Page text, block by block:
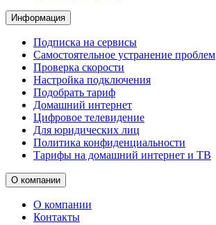
Информация
Подписка на сервисы
Самостоятельное устранение проблем
Проверка скорости
Настройка подключения
Подобрать тариф
Домашний интернет
Цифровое телевидение
Для юридических лиц
Политика конфиденциальности
Тарифы на домашний интернет и ТВ
О компании
О компании
Контакты